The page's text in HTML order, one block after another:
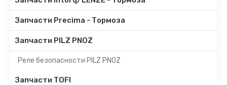
Запчасти Precima - Тормоза
Запчасти PILZ PNOZ
Реле безопасности PILZ PNOZ
Запчасти TOFI